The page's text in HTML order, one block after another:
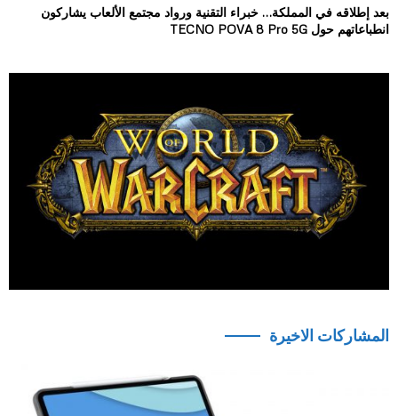
بعد إطلاقه في المملكة… خبراء التقنية ورواد مجتمع الألعاب يشاركون
انطباعاتهم حول TECNO POVA 8 Pro 5G
المشاركات الاخيرة